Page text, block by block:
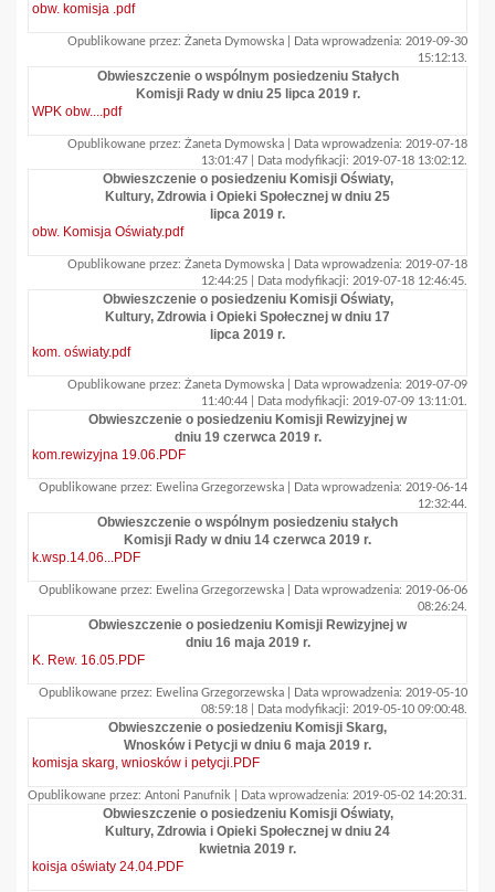
obw. komisja .pdf
Opublikowane przez: Żaneta Dymowska | Data wprowadzenia: 2019-09-30
15:12:13.
Obwieszczenie o wspólnym posiedzeniu Stałych
Komisji Rady w dniu 25 lipca 2019 r.
WPK obw....pdf
Opublikowane przez: Żaneta Dymowska | Data wprowadzenia: 2019-07-18
13:01:47 | Data modyfikacji: 2019-07-18 13:02:12.
Obwieszczenie o posiedzeniu Komisji Oświaty,
Kultury, Zdrowia i Opieki Społecznej w dniu 25
lipca 2019 r.
obw. Komisja Oświaty.pdf
Opublikowane przez: Żaneta Dymowska | Data wprowadzenia: 2019-07-18
12:44:25 | Data modyfikacji: 2019-07-18 12:46:45.
Obwieszczenie o posiedzeniu Komisji Oświaty,
Kultury, Zdrowia i Opieki Społecznej w dniu 17
lipca 2019 r.
kom. oświaty.pdf
Opublikowane przez: Żaneta Dymowska | Data wprowadzenia: 2019-07-09
11:40:44 | Data modyfikacji: 2019-07-09 13:11:01.
Obwieszczenie o posiedzeniu Komisji Rewizyjnej w
dniu 19 czerwca 2019 r.
kom.rewizyjna 19.06.PDF
Opublikowane przez: Ewelina Grzegorzewska | Data wprowadzenia: 2019-06-14
12:32:44.
Obwieszczenie o wspólnym posiedzeniu stałych
Komisji Rady w dniu 14 czerwca 2019 r.
k.wsp.14.06...PDF
Opublikowane przez: Ewelina Grzegorzewska | Data wprowadzenia: 2019-06-06
08:26:24.
Obwieszczenie o posiedzeniu Komisji Rewizyjnej w
dniu 16 maja 2019 r.
K. Rew. 16.05.PDF
Opublikowane przez: Ewelina Grzegorzewska | Data wprowadzenia: 2019-05-10
08:59:18 | Data modyfikacji: 2019-05-10 09:00:48.
Obwieszczenie o posiedzeniu Komisji Skarg,
Wnosków i Petycji w dniu 6 maja 2019 r.
komisja skarg, wniosków i petycji.PDF
Opublikowane przez: Antoni Panufnik | Data wprowadzenia: 2019-05-02 14:20:31.
Obwieszczenie o posiedzeniu Komisji Oświaty,
Kultury, Zdrowia i Opieki Społecznej w dniu 24
kwietnia 2019 r.
koisja oświaty 24.04.PDF